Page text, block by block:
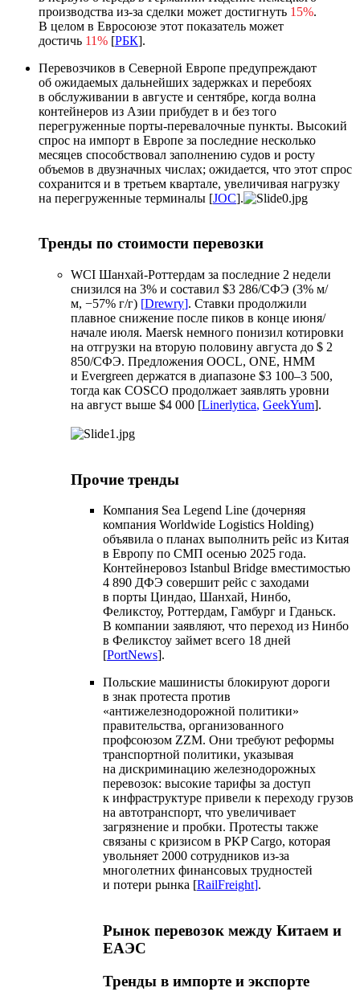
производства из-за сделки может достигнуть 15%.
В целом в Евросоюзе этот показатель может
достичь 11% [РБК].
Перевозчиков в Северной Европе предупреждают
об ожидаемых дальнейших задержках и перебоях
в обслуживании в августе и сентябре, когда волна
контейнеров из Азии прибудет в и без того
перегруженные порты-перевалочные пункты. Высокий
спрос на импорт в Европе за последние несколько
месяцев способствовал заполнению судов и росту
объемов в двузначных числах; ожидается, что этот спрос
сохранится и в третьем квартале, увеличивая нагрузку
на перегруженные терминалы [JOC].
Тренды по стоимости перевозки
WCI Шанхай-Роттердам за последние 2 недели
снизился на 3% и составил $3 286/СФЭ (3% м/
м, −57% г/г) [Drewry]. Ставки продолжили
плавное снижение после пиков в конце июня/
начале июля. Maersk немного понизил котировки
на отгрузки на вторую половину августа до $ 2
850/СФЭ. Предложения OOCL, ONE, HMM
и Evergreen держатся в диапазоне $3 100–3 500,
тогда как COSCO продолжает заявлять уровни
на август выше $4 000 [Linerlytica, GeekYum].
Прочие тренды
Компания Sea Legend Line (дочерняя
компания Worldwide Logistics Holding)
объявила о планах выполнить рейс из Китая
в Европу по СМП осенью 2025 года.
Контейнеровоз Istanbul Bridge вместимостью
4 890 ДФЭ совершит рейс с заходами
в порты Циндао, Шанхай, Нинбо,
Феликстоу, Роттердам, Гамбург и Гданьск.
В компании заявляют, что переход из Нинбо
в Феликстоу займет всего 18 дней
[PortNews].
Польские машинисты блокируют дороги
в знак протеста против
«антижелезнодорожной политики»
правительства, организованного
профсоюзом ZZM. Они требуют реформы
транспортной политики, указывая
на дискриминацию железнодорожных
перевозок: высокие тарифы за доступ
к инфраструктуре привели к переходу грузов
на автотранспорт, что увеличивает
загрязнение и пробки. Протесты также
связаны с кризисом в PKP Cargo, которая
увольняет 2000 сотрудников из-за
многолетних финансовых трудностей
и потери рынка [RailFreight].
Рынок перевозок между Китаем и
ЕАЭС
Тренды в импорте и экспорте